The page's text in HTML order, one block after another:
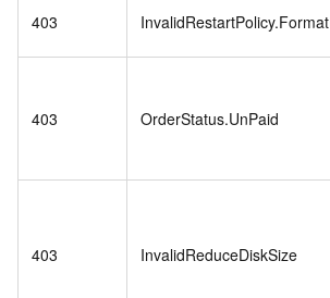
403 InvalidRestartPolicy.Format
403 OrderStatus.UnPaid
403 InvalidReduceDiskSize